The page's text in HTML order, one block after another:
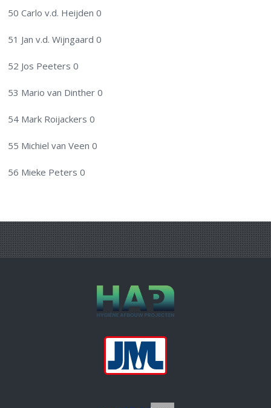
50 Carlo v.d. Heijden 0
51 Jan v.d. Wijngaard 0
52 Jos Peeters 0
53 Mario van Dinther 0
54 Mark Roijackers 0
55 Michiel van Veen 0
56 Mieke Peters 0